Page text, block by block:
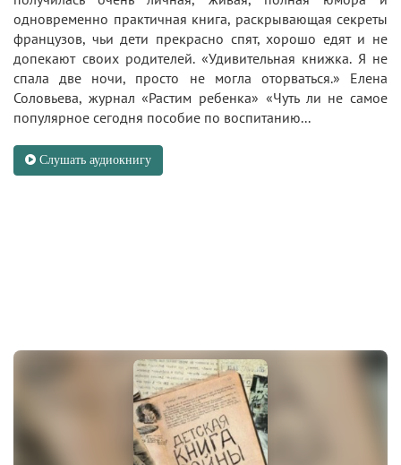
одновременно практичная книга, раскрывающая секреты
французов, чьи дети прекрасно спят, хорошо едят и не
допекают своих родителей. «Удивительная книжка. Я не
спала две ночи, просто не могла оторваться.» Елена
Соловьева, журнал «Растим ребенка» «Чуть ли не самое
популярное сегодня пособие по воспитанию...
Слушать аудиокнигу